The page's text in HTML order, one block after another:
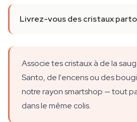
Livrez-vous des cristaux
Associe tes cristaux à de la
Santo, de l'encens ou des
notre rayon smartshop — tout
dans le même colis.